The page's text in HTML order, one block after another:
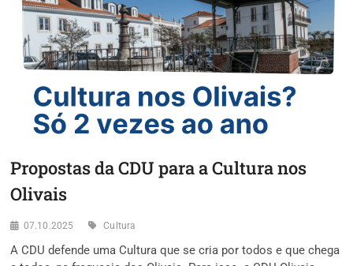
Propostas da CDU para a Cultura nos
Olivais
07.10.2025 Cultura
A CDU defende uma Cultura que se cria por todos e que chega